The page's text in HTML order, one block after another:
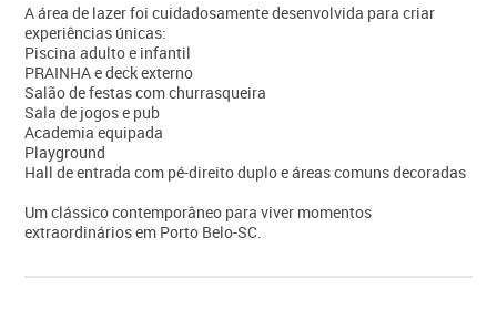
A área de lazer foi cuidadosamente desenvolvida para criar
experiências únicas:
Piscina adulto e infantil
PRAINHA e deck externo
Salão de festas com churrasqueira
Sala de jogos e pub
Academia equipada
Playground
Hall de entrada com pé-direito duplo e áreas comuns decoradas
Um clássico contemporâneo para viver momentos
extraordinários em Porto Belo-SC.